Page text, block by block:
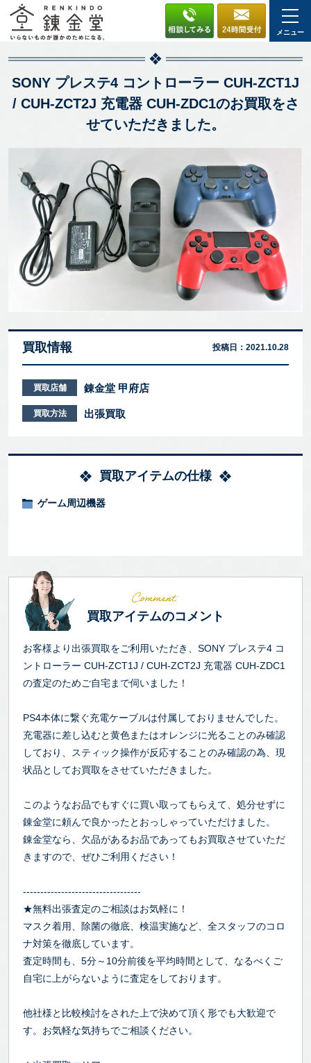
メニュー
SONY プレステ4 コントローラー CUH-ZCT1J
/ CUH-ZCT2J 充電器 CUH-ZDC1のお買取をさ
せていただきました。
買取情報 投稿日： 2021.10.28
買取店舗 錬金堂 甲府店
買取方法 出張買取
買取アイテムの仕様
ゲーム周辺機器
買取アイテムのコメント
お客様より出張買取をご利用いただき、SONY プレステ4 コ
ントローラー CUH-ZCT1J / CUH-ZCT2J 充電器 CUH-ZDC1
の査定のためご自宅まで伺いました！
PS4本体に繋ぐ充電ケーブルは付属しておりませんでした。
充電器に差し込むと黄色またはオレンジに光ることのみ確認
しており、スティック操作が反応することのみ確認の為、現
状品としてお買取をさせていただきました。
このようなお品でもすぐに買い取ってもらえて、処分せずに
錬金堂に頼んで良かったとおっしゃっていただけました。
錬金堂なら、欠品があるお品であってもお買取させていただ
きますので、ぜひご利用ください！
----------------------------------
★無料出張査定のご相談はお気軽に！
マスク着用、除菌の徹底、検温実施など、全スタッフのコロ
ナ対策を徹底しています。
査定時間も、5分～10分前後を平均時間として、なるべくご
自宅に上がらないように査定をしております。
他社様と比較検討をされた上で決めて頂く形でも大歓迎で
す。お気軽な気持ちでご相談ください。